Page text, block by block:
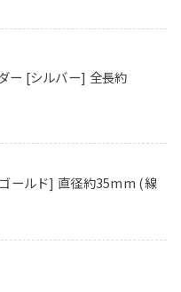
ー [シルバー] 全長約
ールド] 直径約35mm (線